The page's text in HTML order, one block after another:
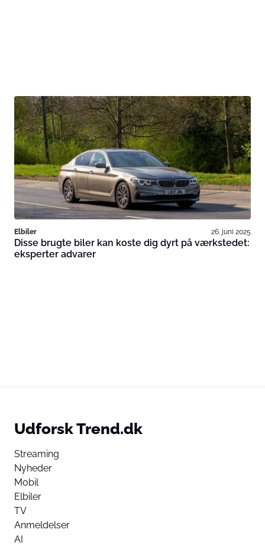
Elbiler 26. juni 2025
Disse brugte biler kan koste dig dyrt på værkstedet:
eksperter advarer
Udforsk Trend.dk
Streaming
Nyheder
Mobil
Elbiler
TV
Anmeldelser
AI